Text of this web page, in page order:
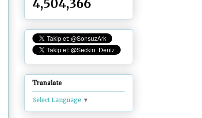
4,504,366
Translate
Select Language ▼